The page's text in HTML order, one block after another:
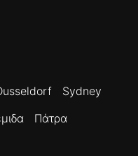
Sydney
Πάτρα